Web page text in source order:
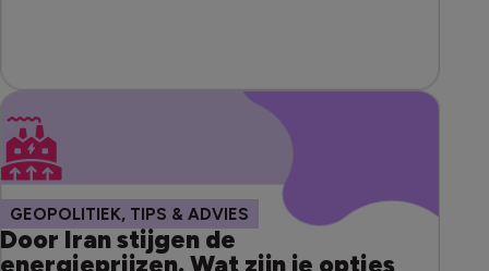
GEOPOLITIEK, TIPS & ADVIES
Door Iran stijgen de
energieprijzen. Wat zijn je opties